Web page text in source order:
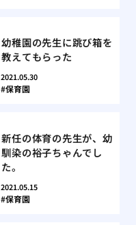
幼稚園の先生に跳び箱を
教えてもらった
2021.05.30
保育園
新任の体育の先生が、幼
馴染の裕子ちゃんでし
た。
2021.05.15
保育園